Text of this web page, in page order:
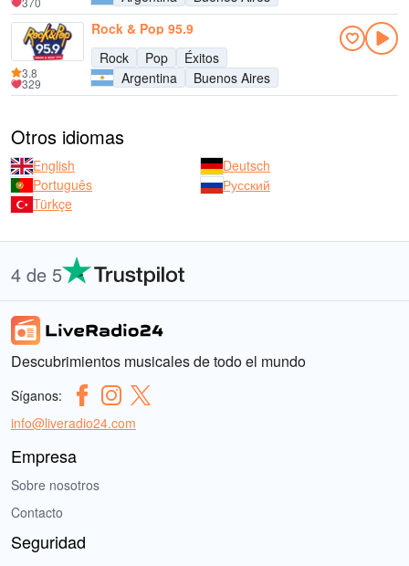
Rock & Pop 95.9
Rock
Pop
Éxitos
Argentina
Buenos Aires
3.8
329
Otros idiomas
English
Deutsch
Português
Русский
Türkçe
4 de 5
Descubrimientos musicales de todo el mundo
Síganos:
info@liveradio24.com
Empresa
Sobre nosotros
Contacto
Seguridad